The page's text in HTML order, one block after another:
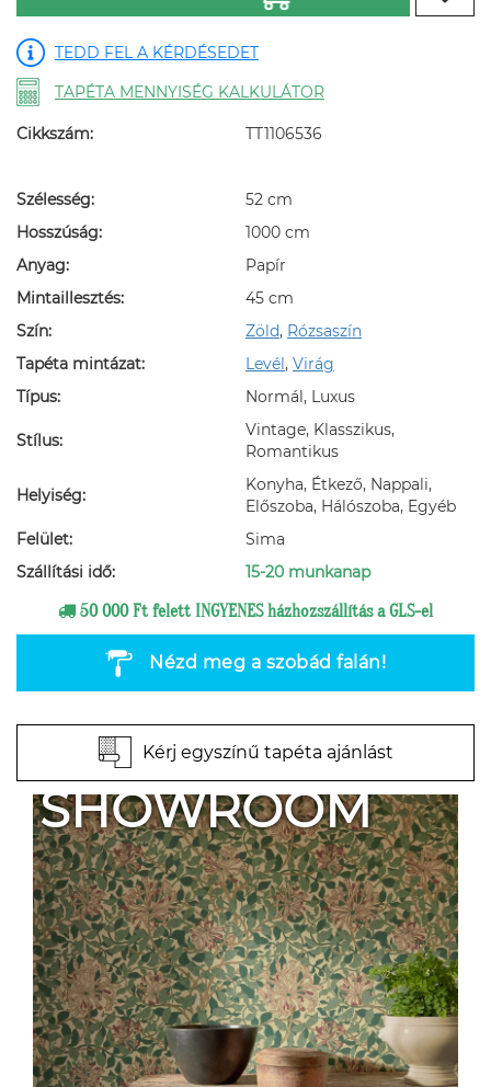
TEDD FEL A KÉRDÉSEDET
TAPÉTA MENNYISÉG KALKULÁTOR
Cikkszám: TT1106536
Szélesség:
52 cm
Hosszúság:
1000 cm
Anyag:
Papír
Mintaillesztés:
45 cm
Szín:
Zöld, Rózsaszín
Tapéta mintázat:
Levél, Virág
Típus:
Normál, Luxus
Stílus:
Vintage, Klasszikus,
Romantikus
Helyiség:
Konyha, Étkező, Nappali,
Előszoba, Hálószoba, Egyéb
Felület:
Sima
Szállítási idő:
15-20 munkanap
50 000 Ft felett INGYENES házhozszállítás a GLS-el
Nézd meg a szobád falán!
Kérj egyszínű tapéta ajánlást
SHOWROOM